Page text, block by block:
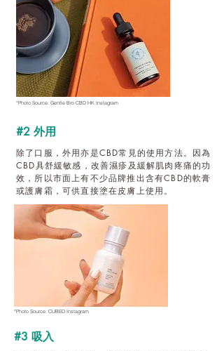
*Photo Source: Gentle Bro CBD HK Instagram
#2 外用
除了口服，外用亦是CBD常見的使用方法。因為
CBD具舒緩敏感，改善濕疹及緩解肌肉疼痛的功
效，所以市面上有不少品牌推出含有CBD的軟膏
或護膚霜，可供直接塗在皮膚上使用。
*Photo Source: CUBED Instagram
#3 吸入